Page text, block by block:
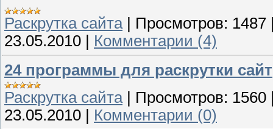
Раскрутка сайта| Просмотров: 1487
23.05.2010
Комментарии (4)
24 программы для раскрутки сайт
Раскрутка сайта | Просмотров: 1560
23.05.2010 | Комментарии (0)